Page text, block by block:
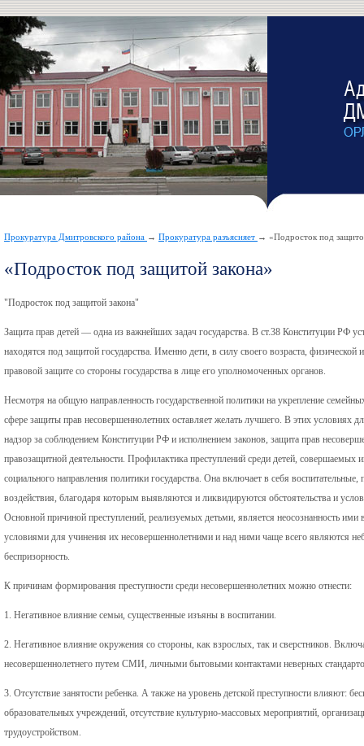
Прокуратура Дмитровского района → Прокуратура разъясняет → «Подросток под
«Подросток под защитой закона»
"Подросток под защитой закона"
Защита прав детей — одна из важнейших задач государства. В ст.38 Конституции РФ
находятся под защитой государства. Именно дети, в силу своего возраста,
правовой защите со стороны государства в лице его уполномоченных органов.
Несмотря на общую направленность государственной политики на укрепление
сфере защиты прав несовершеннолетних оставляет желать лучшего. В этих условиях
надзор за соблюдением Конституции РФ и исполнением законов, защита прав
правозащитной деятельности. Профилактика преступлений среди детей, совершаемых
социального направления политики государства. Она включает в себя
воздействия, благодаря которым выявляются и ликвидируются обстоятельства и
Основной причиной преступлений, реализуемых детьми, является неосознанность
условиями для учинения их несовершеннолетними и над ними чаще всего являются
беспризорность.
К причинам формирования преступности среди несовершеннолетних можно отнести:
1. Негативное влияние семьи, существенные изъяны в воспитании.
2. Негативное влияние окружения со стороны, как взрослых, так и сверстников.
несовершеннолетнего путем СМИ, личными бытовыми контактами неверных
3. Отсутствие занятости ребенка. А также на уровень детской преступности влияют:
образовательных учреждений, отсутствие культурно-массовых мероприятий,
трудоустройством.